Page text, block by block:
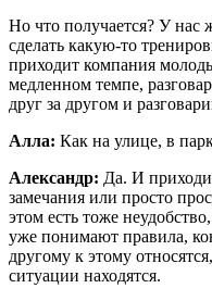
Но что получается? У нас
сделать какую-то
приходит компания
медленном темпе,
друг за другом и
Алла: Как на улице, в
Александр: Да. И
замечания или просто
этом есть тоже
уже понимают правила,
другому к этому
ситуации находятся.